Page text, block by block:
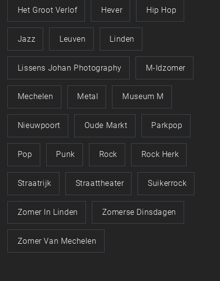
Het Groot Verlof Hever Hip Hop
Jazz Leuven Linden
Lissens Johan Photography M-Idzomer
Mechelen Metal Museum M
Nieuwpoort Oude Markt Parkpop
Pop Punk Rock Rock Herk
Straatrijk Straattheater Suikerrock
Zomer In Linden Zomerse Dinsdagen
Zomer Van Mechelen